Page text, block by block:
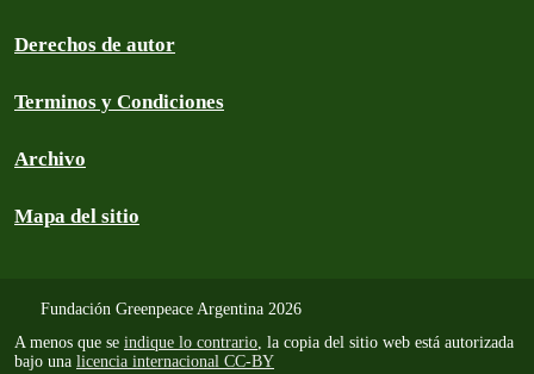
Derechos de autor
Terminos y Condiciones
Archivo
Mapa del sitio
Fundación Greenpeace Argentina 2026
A menos que se indique lo contrario, la copia del sitio web está autorizada
bajo una licencia internacional CC-BY